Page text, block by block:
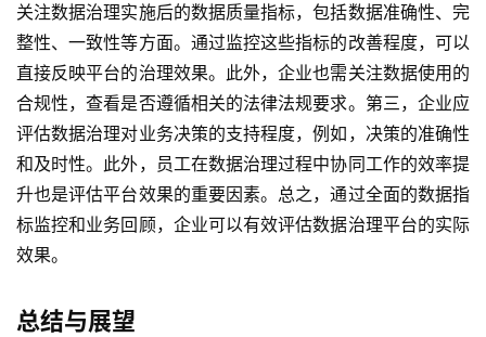
关注数据治理实施后的数据质量指标，包括数据准确性、完
整性、一致性等方面。通过监控这些指标的改善程度，可以
直接反映平台的治理效果。此外，企业也需关注数据使用的
合规性，查看是否遵循相关的法律法规要求。第三，企业应
评估数据治理对业务决策的支持程度，例如，决策的准确性
和及时性。此外，员工在数据治理过程中协同工作的效率提
升也是评估平台效果的重要因素。总之，通过全面的数据指
标监控和业务回顾，企业可以有效评估数据治理平台的实际
效果。
总结与展望